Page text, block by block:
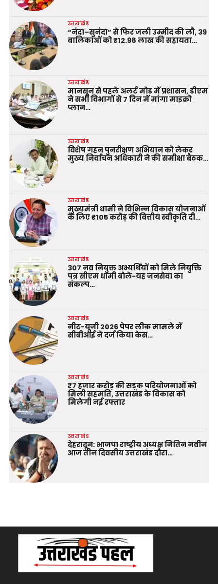
उत्तराखंड
“नंदा–सुनंदा” से फिर जली उम्मीद की लौ, 39
बालिकाओं को ₹12.98 लाख की सहायता…
उत्तराखंड
मानसून से पहले अलर्ट मोड में प्रशासन, डीएम
ने सभी विभागों से 7 दिन में मांगा माइक्रो
प्लान…
उत्तराखंड
विशेष गहन पुनरीक्षण अभियान को लेकर
मुख्य निर्वाचन अधिकारी ने की समीक्षा बैठक…
उत्तराखंड
मुख्यमंत्री धामी ने विभिन्न विकास योजनाओं
के लिए ₹105 करोड़ की वित्तीय स्वीकृति दी…
उत्तराखंड
307 नव नियुक्त अभ्यर्थियों को मिले नियुक्ति
पत्र सीएम धामी बोले-यह जनसेवा का
संकल्प…
उत्तराखंड
नीट-यूजी 2026 पेपर लीक मामले में
सीबीआई ने दर्ज किया केस…
उत्तराखंड
₹7 हजार करोड़ की सड़क परियोजनाओं को
मिली सहमति, उत्तराखंड के विकास को
मिलेगी नई रफ्तार
उत्तराखंड
देहरादून: भाजपा राष्ट्रीय अध्यक्ष नितिन नवीन
आज तीन दिवसीय उत्तराखंड दौरा…